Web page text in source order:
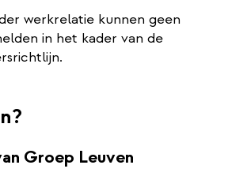
werkrelatie kunnen geen
in het kader van de
Groep Leuven